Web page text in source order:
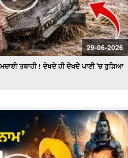
29-06-2026
ਤਬਾਹੀ ! ਦੇਖਦੇ ਹੀ ਦੇਖਦੇ ਪਾਣੀ 'ਚ ਰੁੜਿਆ